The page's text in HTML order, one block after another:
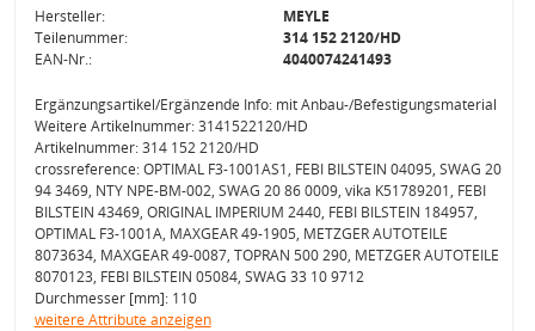
Hersteller:
MEYLE
Teilenummer:
314 152 2120/HD
EAN-Nr.:
4040074241493
Ergänzungsartikel/Ergänzende Info: mit Anbau-/Befestigungsmaterial
Weitere Artikelnummer: 3141522120/HD
Artikelnummer: 314 152 2120/HD
crossreference: OPTIMAL F3-1001AS1, FEBI BILSTEIN 04095, SWAG 20
94 3469, NTY NPE-BM-002, SWAG 20 86 0009, vika K51789201, FEBI
BILSTEIN 43469, ORIGINAL IMPERIUM 2440, FEBI BILSTEIN 184957,
OPTIMAL F3-1001A, MAXGEAR 49-1905, METZGER AUTOTEILE
8073634, MAXGEAR 49-0087, TOPRAN 500 290, METZGER AUTOTEILE
8070123, FEBI BILSTEIN 05084, SWAG 33 10 9712
Durchmesser [mm]: 110
weitere Attribute anzeigen